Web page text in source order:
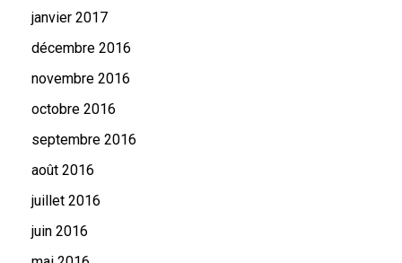
janvier 2017
décembre 2016
novembre 2016
octobre 2016
septembre 2016
août 2016
juillet 2016
juin 2016